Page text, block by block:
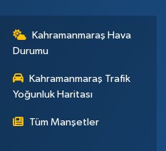
Kahramanmaraş Hava
Durumu
Kahramanmaraş Trafik
Yoğunluk Haritası
Tüm Manşetler